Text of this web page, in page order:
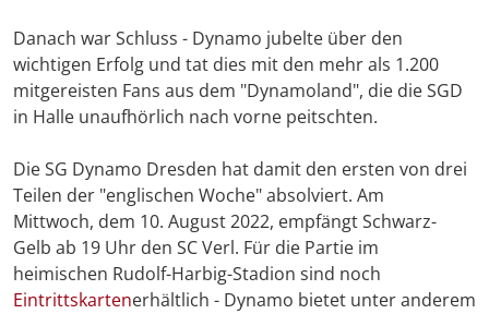
Danach war Schluss - Dynamo jubelte über den
wichtigen Erfolg und tat dies mit den mehr als 1.200
mitgereisten Fans aus dem "Dynamoland", die die SGD
in Halle unaufhörlich nach vorne peitschten.
Die SG Dynamo Dresden hat damit den ersten von drei
Teilen der "englischen Woche" absolviert. Am
Mittwoch, dem 10. August 2022, empfängt Schwarz-
Gelb ab 19 Uhr den SC Verl. Für die Partie im
heimischen Rudolf-Harbig-Stadion sind noch
Eintrittskartenerhältlich - Dynamo bietet unter anderem